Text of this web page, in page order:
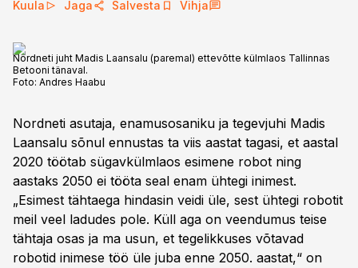
Kuula Jaga Salvesta Vihja
Nordneti juht Madis Laansalu (paremal) ettevõtte külmlaos Tallinnas
Betooni tänaval.
Foto: Andres Haabu
Nordneti asutaja, enamusosaniku ja tegevjuhi Madis
Laansalu sõnul ennustas ta viis aastat tagasi, et aastal
2020 töötab sügavkülmlaos esimene robot ning
aastaks 2050 ei tööta seal enam ühtegi inimest.
„Esimest tähtaega hindasin veidi üle, sest ühtegi robotit
meil veel ladudes pole. Küll aga on veendumus teise
tähtaja osas ja ma usun, et tegelikkuses võtavad
robotid inimese töö üle juba enne 2050. aastat,“ on